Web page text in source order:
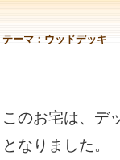
テーマ： ウッドデッキ
このお宅は、デ
となりました。